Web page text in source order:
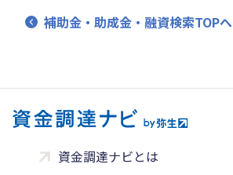
補助金・助成金・融資検索TOPへ
資金調達ナビとは